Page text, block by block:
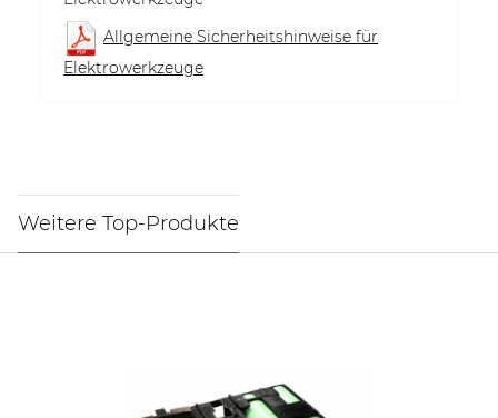
Allgemeine Sicherheitshinweise für
Elektrowerkzeuge
Weitere Top-Produkte